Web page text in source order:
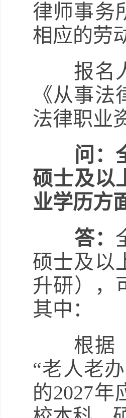
律师事务
相应的劳
报名人
《从事
法律职业
问：
硕士及以
业学历方
答：
硕士及以
升研），
其中：
根据《
“老人老
的2027